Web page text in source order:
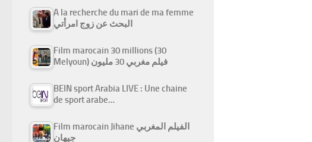
A la recherche du mari de ma femme
البحث عن زوج امرأتي
Film marocain 30 millions (30
Melyoun) فيلم مغربي 30 مليون
BEIN sport Arabia LIVE : Une chaine
de sport arabe…
Film marocain Jihane الفيلم المغربي
جيهان